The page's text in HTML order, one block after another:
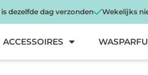
dezelfde dag verzonden Wekelijks
ACCESSOIRES